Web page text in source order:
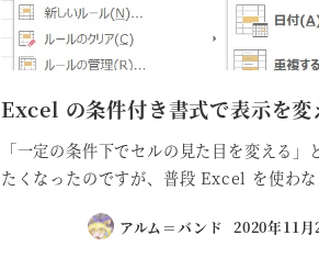
Excel の条件付き書式で表示を変
「一定の条件下でセルの見た目を変える」
たくなったのですが、普段 Excel を使わ
アルム＝バンド 2020年11月